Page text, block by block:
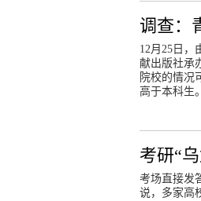
调查：
12月25日，
献出版社承
院校的情况
高于本科生。
考研“
考场直接发
说，多家高